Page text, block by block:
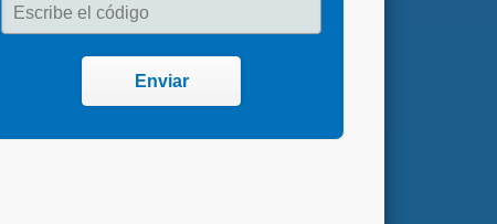
Escribe el código